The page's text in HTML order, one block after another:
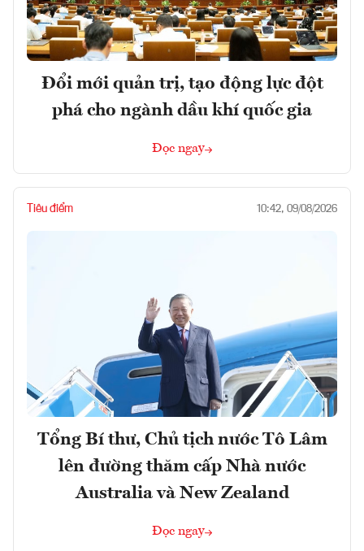
Đổi mới quản trị, tạo động lực đột
phá cho ngành dầu khí quốc gia
Đọc ngay
Tiêu điểm 10:42, 09/08/2026
Tổng Bí thư, Chủ tịch nước Tô Lâm
lên đường thăm cấp Nhà nước
Australia và New Zealand
Đọc ngay